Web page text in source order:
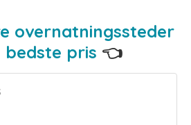
overnatningssteder
bedste pris 👈